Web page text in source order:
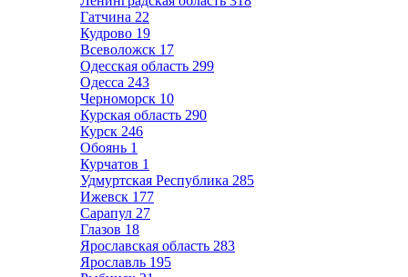
Гатчина 22
Кудрово 19
Всеволожск 17
Одесская область 299
Одесса 243
Черноморск 10
Курская область 290
Курск 246
Обоянь 1
Курчатов 1
Удмуртская Республика 285
Ижевск 177
Сарапул 27
Глазов 18
Ярославская область 283
Ярославль 195